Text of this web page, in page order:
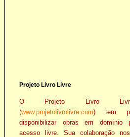
Projeto Livro Livre
O Projeto Livro
(www.projetolivrolivre.com) tem
disponibilizar obras em domínio
acesso livre. Sua colaboração